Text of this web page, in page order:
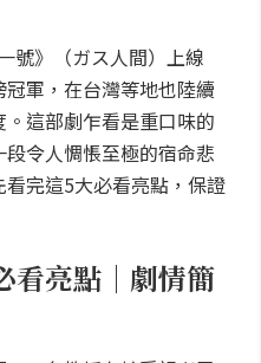
號》（ガス人間）上線
軍，在台灣等地也陸續
這部劇乍看是重口味的
令人惆悵至極的宿命悲
完這5大必看亮點，保證
看亮點｜劇情簡